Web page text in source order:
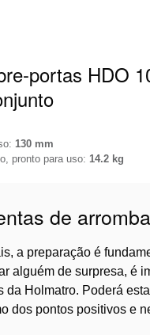
portas HDO
130 mm
pronto para uso:14.2 kg
mangueira e pega
manual PA 04 …
de
a preparação é
alguém de surpresa, é
Holmatro. Poderá
dos pontos positivos e